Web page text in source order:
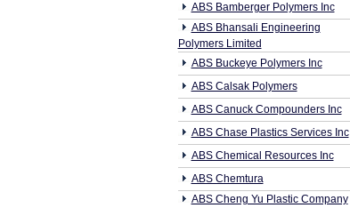
ABS Bamberger Polymers Inc
ABS Bhansali Engineering
Polymers Limited
ABS Buckeye Polymers Inc
ABS Calsak Polymers
ABS Canuck Compounders Inc
ABS Chase Plastics Services Inc
ABS Chemical Resources Inc
ABS Chemtura
ABS Cheng Yu Plastic Company